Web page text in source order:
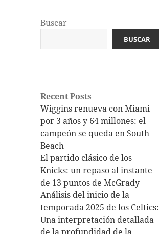
Buscar
BUSCAR
Recent Posts
Wiggins renueva con Miami
por 3 años y 64 millones: el
campeón se queda en South
Beach
El partido clásico de los
Knicks: un repaso al instante
de 13 puntos de McGrady
Análisis del inicio de la
temporada 2025 de los Celtics:
Una interpretación detallada